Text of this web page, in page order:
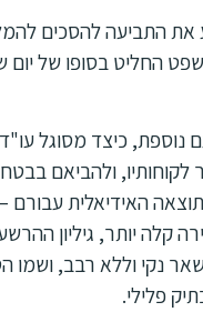
את התביעה להסכים
החליט בסופו של
כיצד מסוגל
לקוחותיו, ולהביאם
האידיאלית עבורם
קלה יותר, גיליון
נקי וללא רבב, ושמו
פלילי.